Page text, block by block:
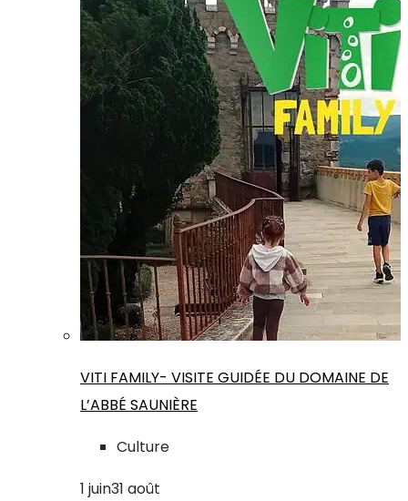
VITI FAMILY- VISITE GUIDÉE DU DOMAINE DE
L’ABBÉ SAUNIÈRE
Culture
1 juin31 août